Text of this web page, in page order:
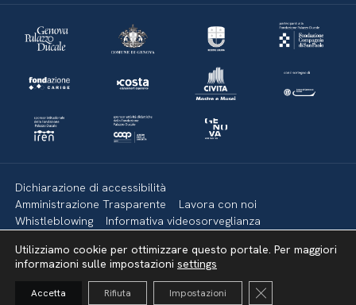
Dichiarazione di accessibilità
Amministrazione Trasparente
Lavora con noi
Whistleblowing
Informativa videosorveglianza
Mappa del sito
Torna su
Utilizziamo cookie per ottimizzare questo portale. Per maggiori
informazioni sulle impostazioni settings
Accetta Rifiuta Impostazioni Close GDPR